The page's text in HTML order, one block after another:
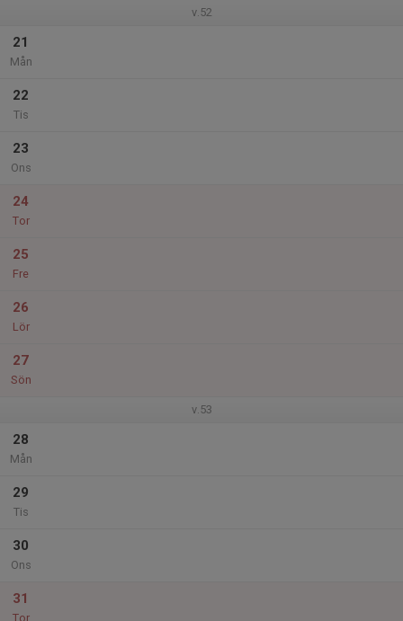
v.52
21
Mån
22
Tis
23
Ons
24
Tor
25
Fre
26
Lör
27
Sön
v.53
28
Mån
29
Tis
30
Ons
31
Tor